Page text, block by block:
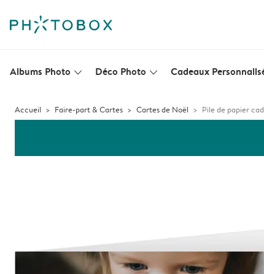
Albums Photo slim_arrow_down Déco Photo slim_arrow_down Cadeaux
Accueil Faire-part & Cartes Cartes de Noël Pile de papier